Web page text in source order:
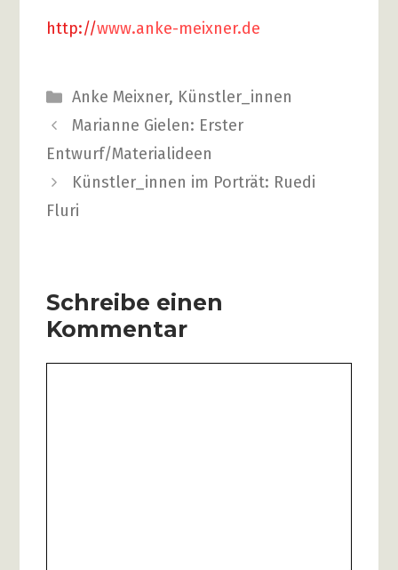
http://www.anke-meixner.de
Kategorien
Anke Meixner, Künstler_innen
Beitrags-
Navigation
Marianne Gielen: Erster
Entwurf/Materialideen
Künstler_innen im Porträt: Ruedi
Fluri
Schreibe einen
Kommentar